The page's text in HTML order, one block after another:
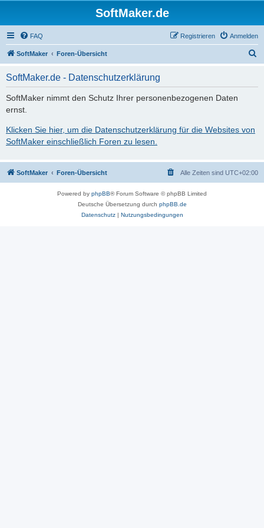
SoftMaker.de
FAQ Anmelden
Registrieren
SoftMaker Foren-Übersicht
SoftMaker.de - Datenschutzerklärung
SoftMaker nimmt den Schutz Ihrer personenbezogenen Daten
ernst.
Klicken Sie hier, um die Datenschutzerklärung für die Websites von
SoftMaker einschließlich Foren zu lesen.
SoftMaker Foren-Übersicht Alle Zeiten sind UTC+02:00
Powered by phpBB® Forum Software © phpBB Limited
Deutsche Übersetzung durch phpBB.de
Datenschutz| Nutzungsbedingungen